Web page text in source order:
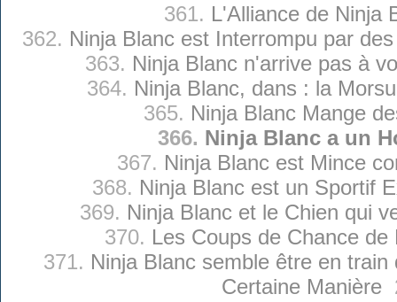
361. L'Alliance de Ninja
362. Ninja Blanc est Interrompu par
363. Ninja Blanc n'arrive pas à
364. Ninja Blanc, dans : la
365. Ninja Blanc Mange
366. Ninja Blanc a un
367. Ninja Blanc est Mince
368. Ninja Blanc est un Sportif
369. Ninja Blanc et le Chien qui
370. Les Coups de Chance de
371. Ninja Blanc semble être en
Certaine Manière